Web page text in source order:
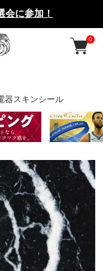
会に参加！
0
器スキンシール